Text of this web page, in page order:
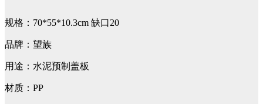
规格：70*55*10.3cm 缺口20
品牌：望族
用途：水泥预制盖板
材质：PP